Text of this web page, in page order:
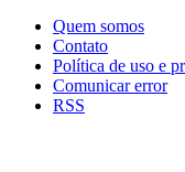
Quem somos
Contato
Política de uso e
Comunicar error
RSS